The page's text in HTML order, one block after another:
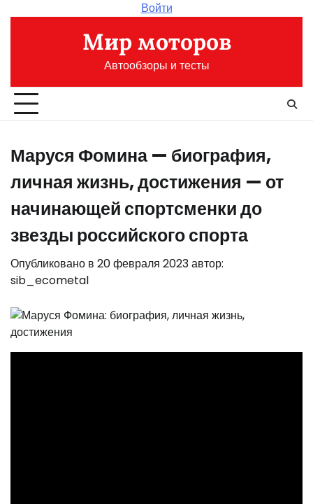
Войти
Мир моторов
Автообзоры и тесты
Маруся Фомина — биография,
личная жизнь, достижения — от
начинающей спортсменки до
звезды российского спорта
Опубликовано в 20 февраля 2023автор:
sib_ecometal